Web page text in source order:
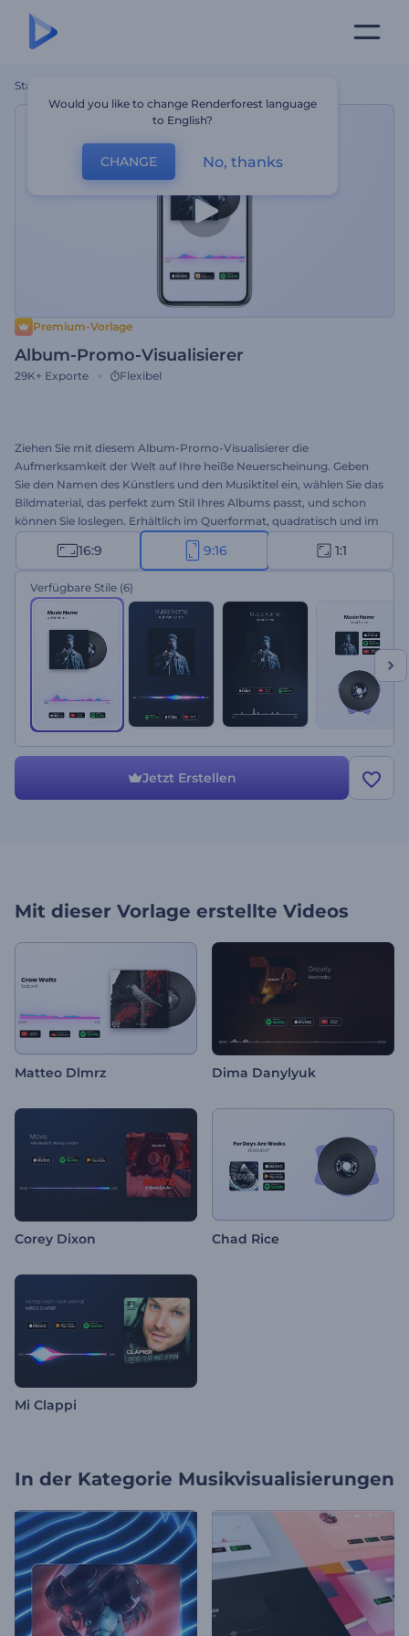
Startseite
Premium-Vorlage
Album-Promo-Visualisierer
29K+ Exporte Flexibel
Ziehen Sie mit diesem Album-Promo-Visualisierer die
Aufmerksamkeit der Welt auf Ihre heiße Neuerscheinung. Geben
Sie den Namen des Künstlers und den Musiktitel ein, wählen Sie das
Bildmaterial, das perfekt zum Stil Ihres Albums passt, und schon
können Sie loslegen. Erhältlich im Querformat, quadratisch und im
Hochformat. Der Erfolg ist vielleicht näher als Sie denken. Probieren
Sie es jetzt aus.
16:9 9:16 1:1
Verfügbare Stile (6)
Jetzt Erstellen
Mit dieser Vorlage erstellte Videos
Matteo Dlmrz Dima Danylyuk
Corey Dixon Chad Rice
Mi Clappi
In der Kategorie Musikvisualisierungen
Would you like to change Renderforest language
to English?
CHANGE No, thanks